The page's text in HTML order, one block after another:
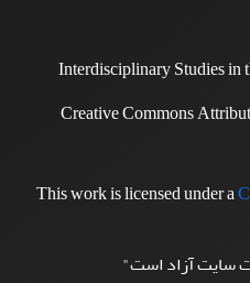
Interdisciplinary Studies in
Creative Commons
This work is licensed under a
سایت آزاد است"